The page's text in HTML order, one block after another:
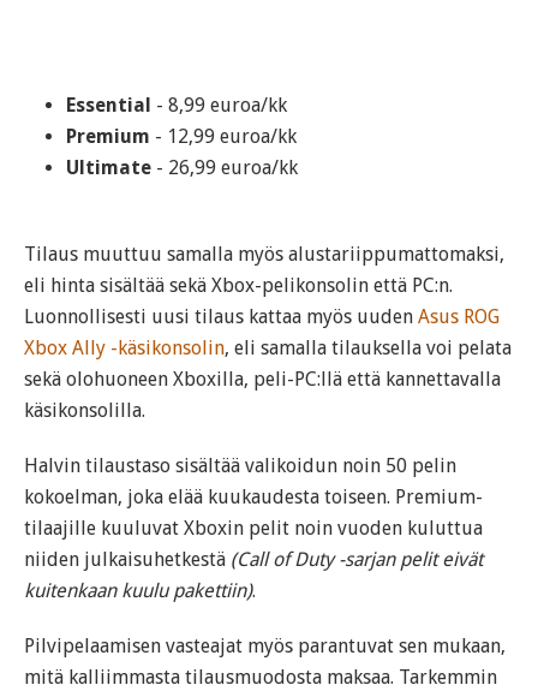
Essential - 8,99 euroa/kk
Premium - 12,99 euroa/kk
Ultimate - 26,99 euroa/kk
Tilaus muuttuu samalla myös alustariippumattomaksi,
eli hinta sisältää sekä Xbox-pelikonsolin että PC:n.
Luonnollisesti uusi tilaus kattaa myös uuden Asus ROG
Xbox Ally -käsikonsolin, eli samalla tilauksella voi pelata
sekä olohuoneen Xboxilla, peli-PC:llä että kannettavalla
käsikonsolilla.
Halvin tilaustaso sisältää valikoidun noin 50 pelin
kokoelman, joka elää kuukaudesta toiseen. Premium-
tilaajille kuuluvat Xboxin pelit noin vuoden kuluttua
niiden julkaisuhetkestä (Call of Duty -sarjan pelit eivät
kuitenkaan kuulu pakettiin).
Pilvipelaamisen vasteajat myös parantuvat sen mukaan,
mitä kalliimmasta tilausmuodosta maksaa. Tarkemmin